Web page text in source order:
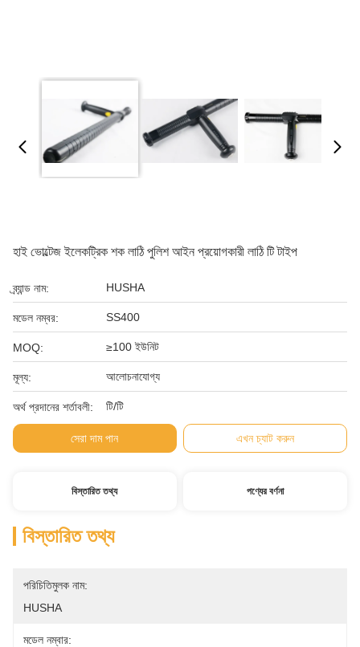
হাই ভোল্টেজ ইলেকট্রিক শক লাঠি পুলিশ আইন প্রয়োগকারী লাঠি টি টাইপ
ব্র্যান্ড নাম: HUSHA
মডেল নম্বর: SS400
MOQ: ≥100 ইউনিট
মূল্য: আলোচনাযোগ্য
অর্থ প্রদানের শর্তাবলী: টি/টি
সেরা দাম পান এখন চ্যাট করুন
বিস্তারিত তথ্য পণ্যের বর্ণনা
বিস্তারিত তথ্য
পরিচিতিমুলক নাম:
HUSHA
মডেল নম্বার: